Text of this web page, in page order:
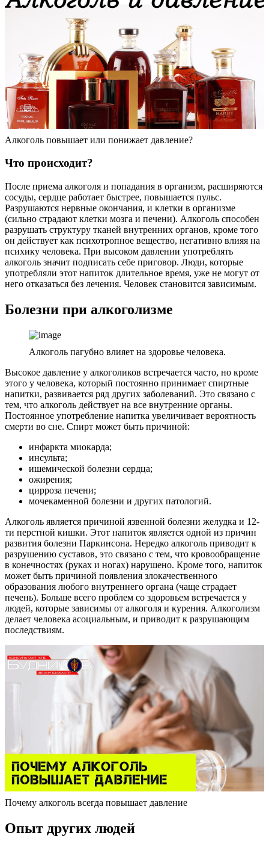
Алкоголь повышает или понижает давление?
Что происходит?
После приема алкоголя и попадания в организм, расширяются
сосуды, сердце работает быстрее, повышается пульс.
Разрушаются нервные окончания, и клетки в организме
(сильно страдают клетки мозга и печени). Алкоголь способен
разрушать структуру тканей внутренних органов, кроме того
он действует как психотропное вещество, негативно влияя на
психику человека. При высоком давлении употреблять
алкоголь значит подписать себе приговор. Люди, которые
употребляли этот напиток длительное время, уже не могут от
него отказаться без лечения. Человек становится зависимым.
Болезни при алкоголизме
Алкоголь пагубно влияет на здоровье человека.
Высокое давление у алкоголиков встречается часто, но кроме
этого у человека, который постоянно принимает спиртные
напитки, развивается ряд других заболеваний. Это связано с
тем, что алкоголь действует на все внутренние органы.
Постоянное употребление напитка увеличивает вероятность
смерти во сне. Спирт может быть причиной:
инфаркта миокарда;
инсульта;
ишемической болезни сердца;
ожирения;
цирроза печени;
мочекаменной болезни и других патологий.
Алкоголь является причиной язвенной болезни желудка и 12-
ти перстной кишки. Этот напиток является одной из причин
развития болезни Паркинсона. Нередко алкоголь приводит к
разрушению суставов, это связано с тем, что кровообращение
в конечностях (руках и ногах) нарушено. Кроме того, напиток
может быть причиной появления злокачественного
образования любого внутреннего органа (чаще страдает
печень). Больше всего проблем со здоровьем встречается у
людей, которые зависимы от алкоголя и курения. Алкоголизм
делает человека асоциальным, и приводит к разрушающим
последствиям.
Почему алкоголь всегда повышает давление
Опыт других людей